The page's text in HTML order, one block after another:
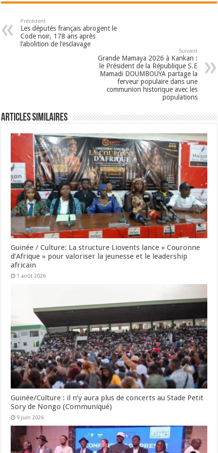
Précédent
Les députés français abrogent le
Code noir, 178 ans après
l’abolition de l’esclavage
Suivant
Grande Mamaya 2026 à Kankan :
le Président de la République S.E
Mamadi DOUMBOUYA partage la
ferveur populaire dans une
communion historique avec les
populations
Articles Similaires
Guinée / Culture: La structure Liovents lance « Couronne
d’Afrique » pour valoriser la jeunesse et le leadership
africain
1 août 2026
Guinée/Culture : il n’y aura plus de concerts au Stade Petit
Sory de Nongo (Communiqué)
9 juin 2026